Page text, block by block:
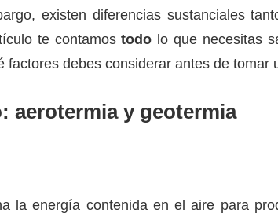
existen diferencias sustanciales
te contamostodo lo que necesitas
debes considerar antes de tomar
aerotermia y geotermia
la energía contenida en el aire para